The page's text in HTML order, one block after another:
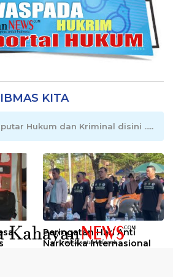
KITA
Hukum dan Kriminal disini .....
Peringatan Hari Anti
Narkotika Internasional